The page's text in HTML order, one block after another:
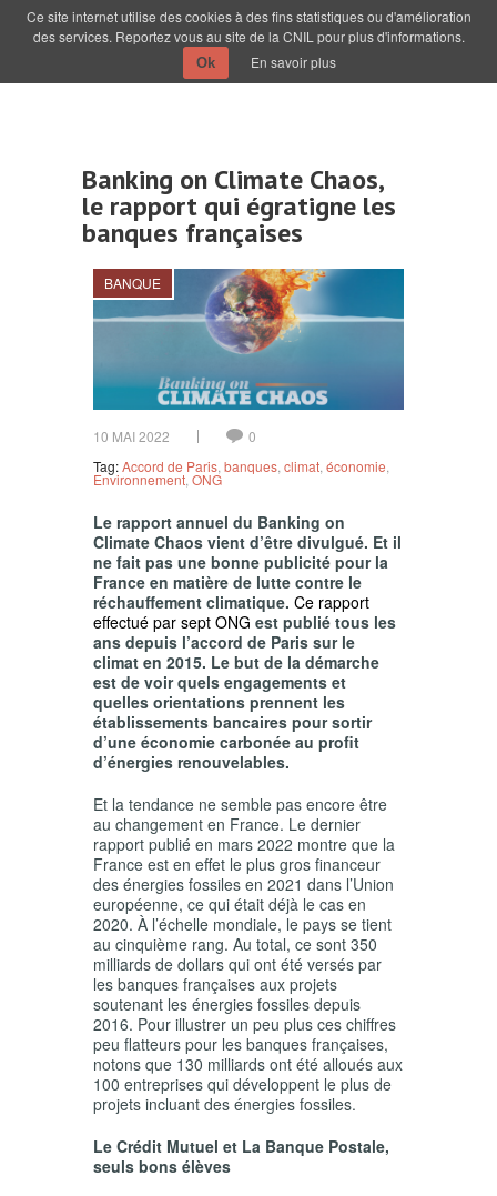
Banking on Climate Chaos,
le rapport qui égratigne les
banques françaises
BANQUE
10 MAI 2022
0
Tag:Accord de Paris banques climat économie
Environnement ONG
Le rapport annuel du Banking on
Climate Chaos vient d’être divulgué. Et il
ne fait pas une bonne publicité pour la
France en matière de lutte contre le
réchauffement climatique. Ce rapport
effectué par sept ONG est publié tous les
ans depuis l’accord de Paris sur le
climat en 2015. Le but de la démarche
est de voir quels engagements et
quelles orientations prennent les
établissements bancaires pour sortir
d’une économie carbonée au profit
d’énergies renouvelables.
Et la tendance ne semble pas encore être
au changement en France. Le dernier
rapport publié en mars 2022 montre que la
France est en effet le plus gros financeur
des énergies fossiles en 2021 dans l’Union
européenne, ce qui était déjà le cas en
2020. À l’échelle mondiale, le pays se tient
au cinquième rang. Au total, ce sont 350
milliards de dollars qui ont été versés par
les banques françaises aux projets
soutenant les énergies fossiles depuis
2016. Pour illustrer un peu plus ces chiffres
peu flatteurs pour les banques françaises,
notons que 130 milliards ont été alloués aux
100 entreprises qui développent le plus de
projets incluant des énergies fossiles.
Le Crédit Mutuel et La Banque Postale,
seuls bons élèves
Ce site internet utilise des cookies à des fins statistiques ou d'amélioration
des services. Reportez vous au site de la CNIL pour plus d'informations.
Ok En savoir plus